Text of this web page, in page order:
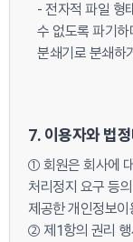
- 전자적 파일 형
수 없도록 파기
분쇄기로 분쇄하
7. 이용자와 법
① 회원은 회사에 대
처리정지 요구 등
제공한 개인정보
② 제1항의 권리 행